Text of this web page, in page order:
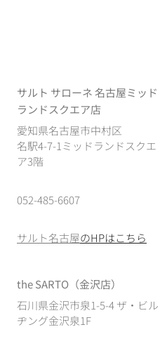
サルト サローネ 名古屋ミッド
ランドスクエア店
愛知県名古屋市中村区
名駅4-7-1ミッドランドスクエ
ア3階
052-485-6607
サルト名古屋のHPはこちら
the SARTO（金沢店）
石川県金沢市泉1-5-4 ザ・ビル
ヂング金沢泉1F